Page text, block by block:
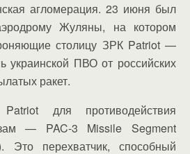
агломерация. 23 июня был
Жуляны, на котором
столицу ЗРК Patriot —
украинской ПВО от российских
ракет.
для противодействия
— PAC-3 Missile Segment
Это перехватчик, способный